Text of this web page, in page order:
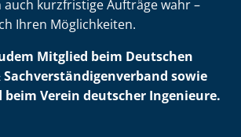
auch kurzfristige Aufträge wahr –
Ihren Möglichkeiten.
Mitglied beim Deutschen
sowie
Verein deutscher Ingenieure.